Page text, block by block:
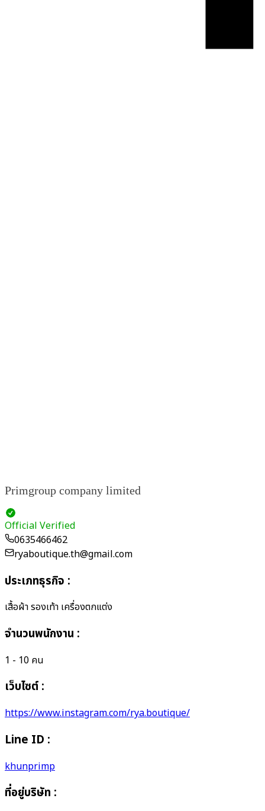
Primgroup company limited
Official Verified
0635466462
ryaboutique.th@gmail.com
ประเภทธุรกิจ :
เสื้อผ้า รองเท้า เครื่องตกแต่ง
จำนวนพนักงาน :
1 - 10 คน
เว็บไซต์ :
https://www.instagram.com/rya.boutique/
Line ID :
khunprimp
ที่อยู่บริษัท :